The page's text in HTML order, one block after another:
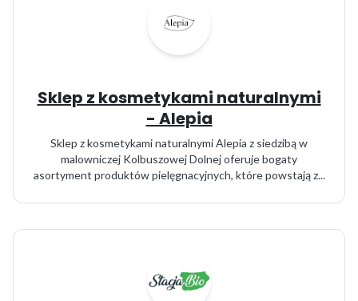
Sklep z kosmetykami naturalnymi
- Alepia
Sklep z kosmetykami naturalnymi Alepia z siedzibą w
malowniczej Kolbuszowej Dolnej oferuje bogaty
asortyment produktów pielęgnacyjnych, które powstają z...